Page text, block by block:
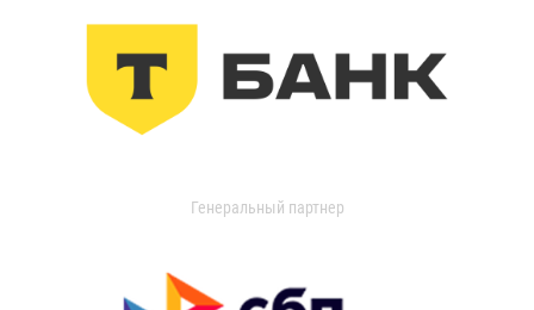
Генеральный партнер